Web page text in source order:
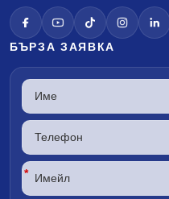
БЪРЗА ЗАЯВКА
*